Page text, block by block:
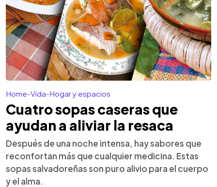
Home-Vida-Hogar y espacios
Cuatro sopas caseras que
ayudan a aliviar la resaca
Después de una noche intensa, hay sabores que
reconfortan más que cualquier medicina. Estas
sopas salvadoreñas son puro alivio para el cuerpo
y el alma.